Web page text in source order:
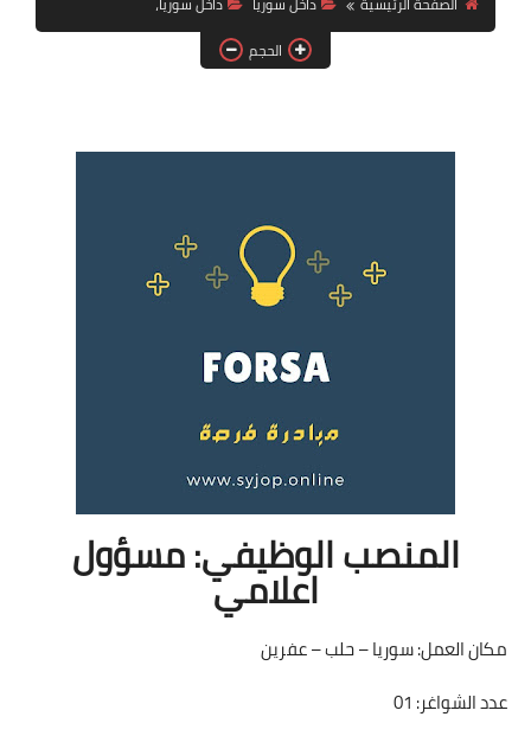
فرص عمل في العراق
فرص عمل في اليمن
الحجم
المنصب الوظيفي: مسؤول
اعلامي
مكان العمل: سوريا – حلب – عفرين
عدد الشواغر: 01